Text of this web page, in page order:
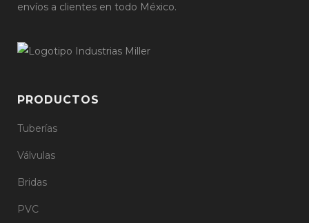
envíos a clientes en todo México.
PRODUCTOS
Tuberías
Válvulas
Bridas
PVC